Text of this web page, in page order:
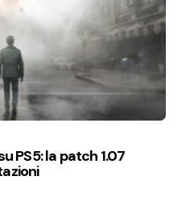
PS5: la patch 1.07